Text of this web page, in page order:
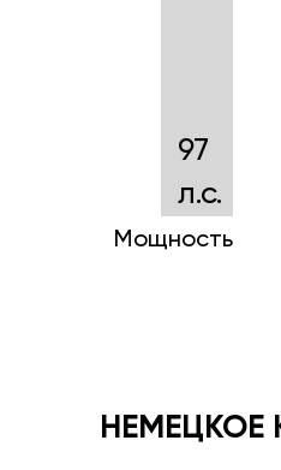
97
л.с.
Мощность
НЕМЕЦКОЕ